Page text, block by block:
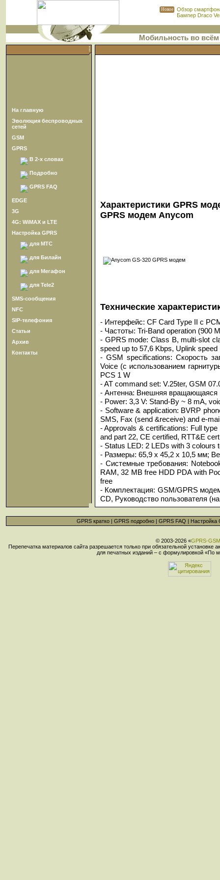
Обзор
Бампер Draco
Новое
Мобильность во всём
На главную
Эволюция беспроводных
сетей
GSM
GPRS
В 2-х словах
Подробно
GPRS FAQ
EDGE
3G
4G: WiMAX и LTE
Настройка GPRS
для МТС
для Билайн
для Мегафон
для Tele2
SMS-сообщения
NFC
SIP-телефония
Статьи
Архив
Контакты
Характеристики GPRS
GPRS модем Anycom
Технические
- Интерфейс: CF Card Type II с
- Частоты: Tri-Band operation (900
- GPRS mode: Class B, multi-slot
speed up to 57,6 Kbps, Uplink speed
- GSM specifications: Скорость
Voice (с использованием
PCS 1 W
- AT command set: V.25ter, GSM
- Антенна: Внешняя вращающаяся
- Power: 3,3 V: Stand-By ~ 8 mA,
- Software & application: BVRP
SMS, Fax (send &receive) and e-
- Approvals & certifications: Full
and part 22, CE certified, RTT&E
- Status LED: 2 LEDs with 3 colours
- Размеры: 65,9 x 45,2 x 10,5 мм;
- Системные требования:
RAM, 32 MB free HDD PDA with
free
- Комплектация: GSM/GPRS
CD, Руководство пользователя
GPRS кратко| GPRS подробно| GPRS FAQ | Настройка
© 2003-2026 «GPRS-GSM
Перепечатка материалов сайта разрешается только при обязательной
для печатных изданий – с формулировкой «По